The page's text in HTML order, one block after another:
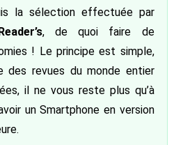
la sélection effectuée par
, de quoi faire de
! Le principe est simple,
des revues du monde entier
il ne vous reste plus qu’à
un Smartphone en version